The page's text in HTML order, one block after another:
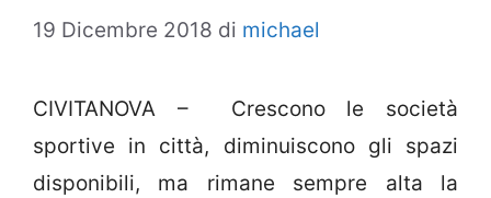
19 Dicembre 2018 di michael
CIVITANOVA – Crescono le società
sportive in città, diminuiscono gli spazi
disponibili, ma rimane sempre alta la